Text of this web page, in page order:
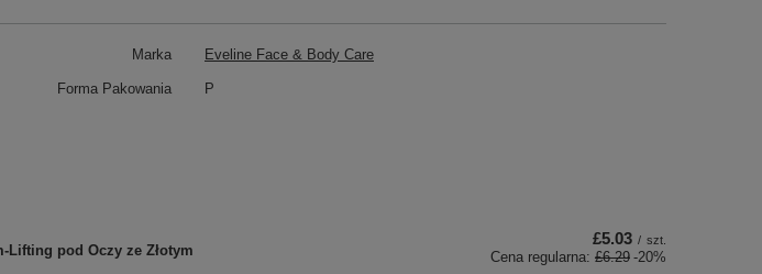
Marka Eveline Face & Body Care
Forma Pakowania P
Lifting pod Oczy ze Złotym
£5.03 / szt.
Cena regularna: £6.29 -20%